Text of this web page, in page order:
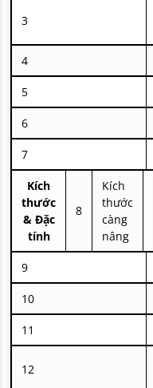
3
4
5
6
7
Kích
thước
& Đặc
tính
8
Kích
thước
càng
nâng
9
10
11
12